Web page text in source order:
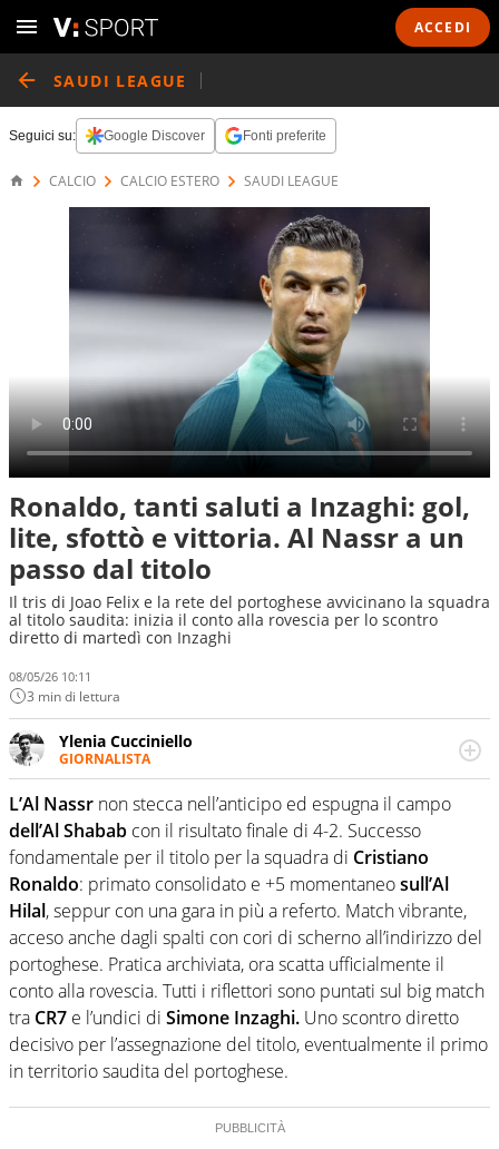
ACCEDI
SAUDI LEAGUE
Seguici su: Google Discover Fonti preferite
CALCIO CALCIO ESTERO SAUDI LEAGUE
Ronaldo, tanti saluti a Inzaghi: gol,
lite, sfottò e vittoria. Al Nassr a un
passo dal titolo
Il tris di Joao Felix e la rete del portoghese avvicinano la squadra
al titolo saudita: inizia il conto alla rovescia per lo scontro
diretto di martedì con Inzaghi
08/05/26 10:11
3 min di lettura
Ylenia Cucciniello
GIORNALISTA
Appassionatissima di tutto lo sport: scrive di calcio
giocato ma non rinuncia allo sguardo sull'extra campo,
dove spesso si trovano risposte che il rettangolo verde
non riesce a restituire
L’Al Nassr non stecca nell’anticipo ed espugna il campo
dell’Al Shabab con il risultato finale di 4-2. Successo
fondamentale per il titolo per la squadra di Cristiano
Ronaldo: primato consolidato e +5 momentaneosull’Al
Hilal, seppur con una gara in più a referto. Match vibrante,
acceso anche dagli spalti con cori di scherno all’indirizzo del
portoghese. Pratica archiviata, ora scatta ufficialmente il
conto alla rovescia. Tutti i riflettori sono puntati sul big match
tra CR7 e l’undici di Simone Inzaghi. Uno scontro diretto
decisivo per l’assegnazione del titolo, eventualmente il primo
in territorio saudita del portoghese.